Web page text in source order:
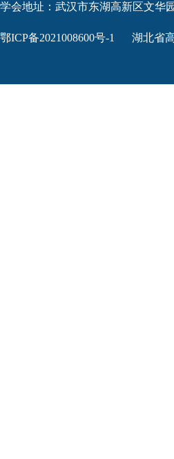
学会地址：武汉市东湖高新区文华
鄂ICP备2021008600号-1 湖北省高